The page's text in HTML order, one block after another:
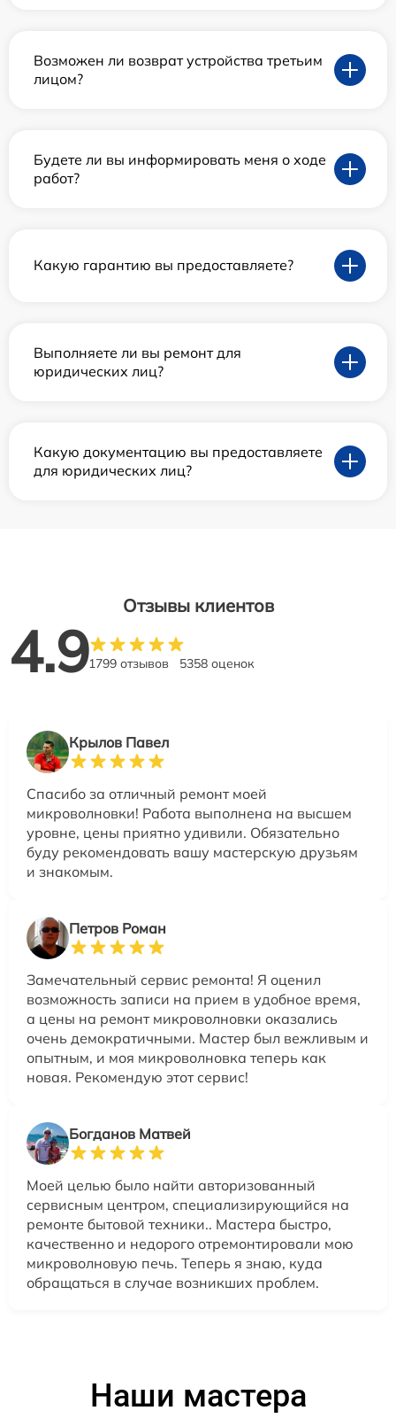
Возможен ли возврат устройства третьим
лицом?
Будете ли вы информировать меня о ходе
работ?
Какую гарантию вы предоставляете?
Выполняете ли вы ремонт для
юридических лиц?
Какую документацию вы предоставляете
для юридических лиц?
Отзывы клиентов
4.91799 отзывов 5358 оценок
Крылов Павел
Спасибо за отличный ремонт моей
микроволновки! Работа выполнена на высшем
уровне, цены приятно удивили. Обязательно
буду рекомендовать вашу мастерскую друзьям
и знакомым.
Петров Роман
Замечательный сервис ремонта! Я оценил
возможность записи на прием в удобное время,
а цены на ремонт микроволновки оказались
очень демократичными. Мастер был вежливым и
опытным, и моя микроволновка теперь как
новая. Рекомендую этот сервис!
Богданов Матвей
Моей целью было найти авторизованный
сервисным центром, специализирующийся на
ремонте бытовой техники.. Мастера быстро,
качественно и недорого отремонтировали мою
микроволновую печь. Теперь я знаю, куда
обращаться в случае возникших проблем.
Наши мастера